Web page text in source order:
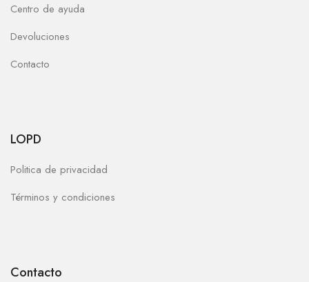
Centro de ayuda
Devoluciones
Contacto
LOPD
Politica de privacidad
Términos y condiciones
Contacto